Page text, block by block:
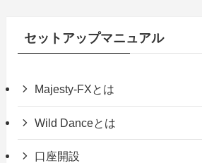
セットアップマニュアル
Majesty-FXとは
Wild Danceとは
口座開設